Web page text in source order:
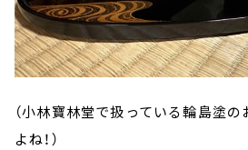
（小林寶林堂で扱っている輪島塗の
よね！）